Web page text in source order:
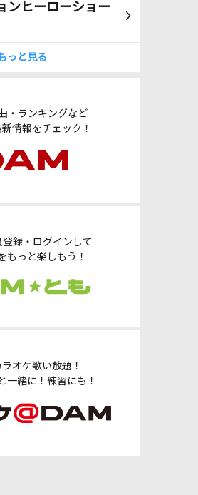
ンヒーローショー
っと見る
・ランキングなど
情報をチェック！
登録・ログインして
もっと楽しもう！
オケ歌い放題！
一緒に！練習にも！